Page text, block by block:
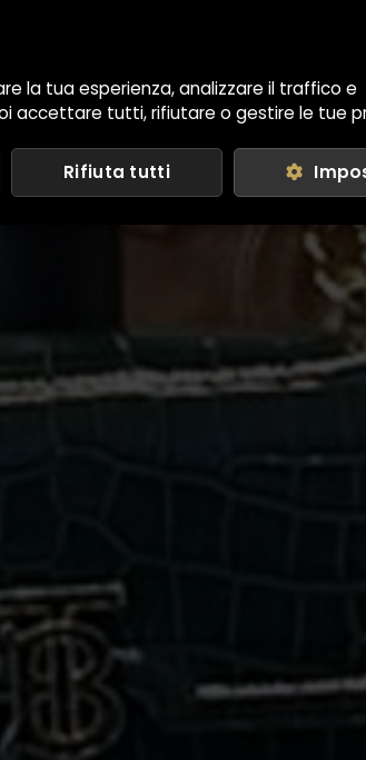
la tua esperienza, analizzare il traffico e
accettare tutti, rifiutare o gestire le tue
Rifiuta tutti